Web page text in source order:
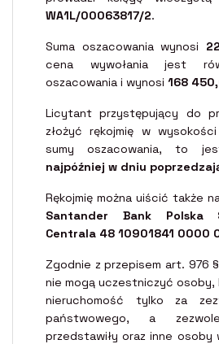
WA1L/00063817/2.
Suma oszacowania wynosi
cena wywołania jest
oszacowania i wynosi 168
Licytant przystępujący do
złożyć rękojmię w
sumy oszacowania, to
najpóźniej w dniu
Rękojmię można uiścić także
Santander Bank Polska
Centrala 48 10901841 0000
Zgodnie z przepisem art. 976
nie mogą uczestniczyć osoby,
nieruchomość tylko za
państwowego, a
przedstawiły oraz inne osoby